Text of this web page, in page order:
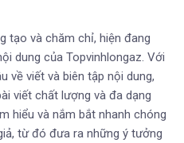
tạo và chăm chỉ, hiện đang
dung của Topvinhlongaz. Với
về viết và biên tập nội dung,
viết chất lượng và đa dạng
hiểu và nắm bắt nhanh chóng
từ đó đưa ra những ý tưởng